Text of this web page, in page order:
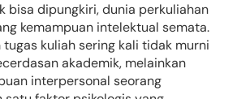
bisa dipungkiri, dunia perkuliahan
kemampuan intelektual semata.
kuliah sering kali tidak murni
akademik, melainkan
interpersonal seorang